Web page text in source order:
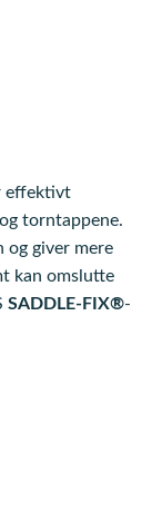
effektivt
torntappene.
og giver mere
kan omslutte
SADDLE-FIX®-